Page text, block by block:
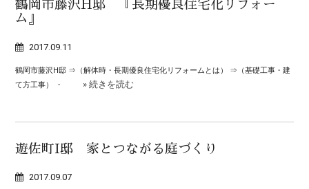
鶴岡市藤沢H邸 『長期優良住宅化リフォー
ム』
2017.09.11
鶴岡市藤沢H邸 ⇒（解体時・長期優良住宅化リフォームとは） ⇒（基礎工事・建
て方工事） ・
» 続きを読む
遊佐町I邸 家とつながる庭づくり
2017.09.07